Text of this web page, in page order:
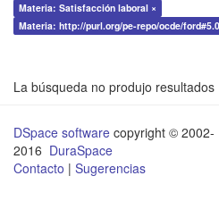
Materia: Satisfacción laboral ×
Materia: http://purl.org/pe-repo/ocde/
La búsqueda no produjo resultados
DSpace software copyright © 2002-
2016 DuraSpace
Contacto | Sugerencias